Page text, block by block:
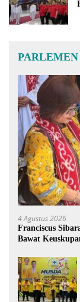
PARLEMEN
4 Agustus 2026
Franciscus
Bawat